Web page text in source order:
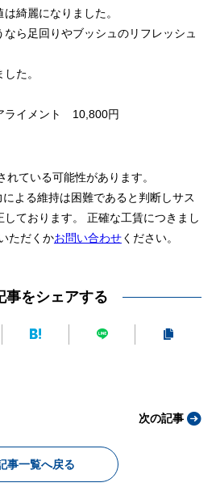
綺麗になりました。
ら足回りやブッシュのリフレッシュ
た。
ライメント 10,800円
ている可能性があります。
よる維持は困難であると判断しサス
ております。 正確な工賃につきまし
ただくかお問い合わせください。
事をシェアする
事一覧へ戻る
次の記事